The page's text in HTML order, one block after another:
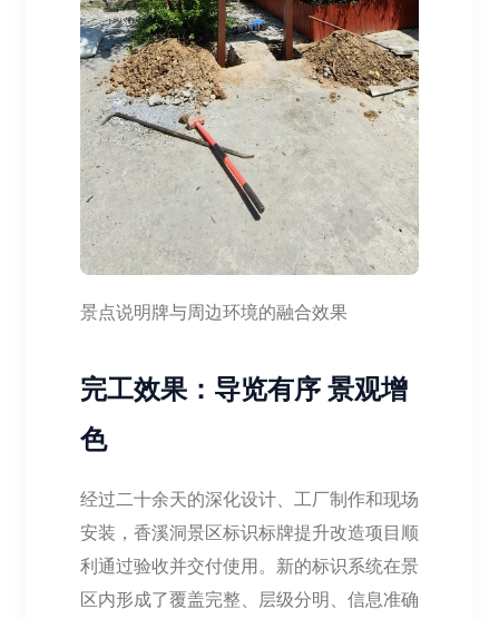
景点说明牌与周边环境的融合效果
完工效果：导览有序 景观增
色
经过二十余天的深化设计、工厂制作和现场
安装，香溪洞景区标识标牌提升改造项目顺
利通过验收并交付使用。新的标识系统在景
区内形成了覆盖完整、层级分明、信息准确